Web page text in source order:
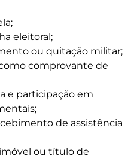
eleitoral;
ou quitação militar;
comprovante de
e participação em
de assistência
ou título de